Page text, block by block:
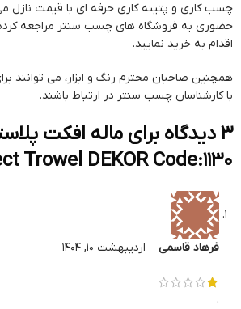
چسب کاری و پتینه کاری حرفه ای با قیمت نازل
حضوری به فروشگاه های چسب سنتر مراجعه کرده
اقدام به خرید نمایید.
با کارشناسان چسب سنتر در ارتباط باشند.
3 دیدگاه برای
Trowel DEKOR Code:1130
فرهاد قاسمی – اردیبهشت 10, 1404
.